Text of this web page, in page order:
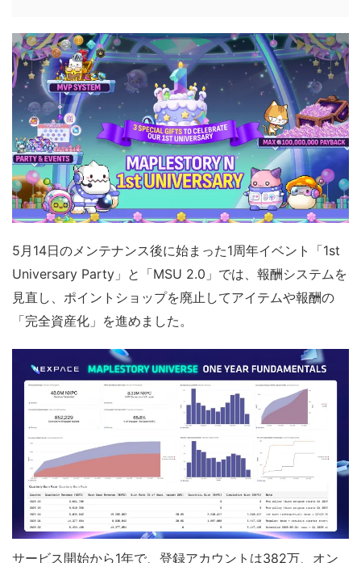
5月14日のメンテナンス後に始まった1周年イベント「1st
Universary Party」と「MSU 2.0」では、報酬システムを
見直し、ポイントショップを廃止してアイテムや報酬の
「完全資産化」を進めました。
サービス開始から1年で、登録アカウントは382万、オン